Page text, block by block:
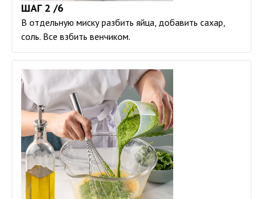
ШАГ 2 /6
В отдельную миску разбить яйца, добавить сахар,
соль. Все взбить венчиком.